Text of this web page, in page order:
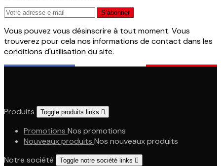
Vous pouvez vous désinscrire à tout moment. Vous
trouverez pour cela nos informations de contact dans les
conditions d'utilisation du site.
Produits Toggle produits links 
Promotions Nos promotions
Nouveaux produits Nos nouveaux produits
Notre société
Toggle notre société links 